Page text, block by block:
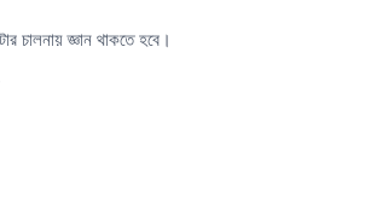
চালনায় জ্ঞান থাকতে হবে।